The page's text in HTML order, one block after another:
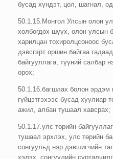
бусад хүндэт, цол, шагнал,
50.1.15.Монгол Улсын олон
холбогдох шүүх, олон улсын
харилцан тохиролцсоноос
дэвсгэрт оршин байгаа
байгууллага, түүний салбар
орох;
50.1.16.багшлах болон
гүйцэтгэхээс бусад хуулиар
ажил, албан тушаал хавсрах;
50.1.17.улс төрийн
тушаал эрхлэх, улс төрийн
сонгуульд нэр дэвшигчийн
хэлэх, сонгуулийн